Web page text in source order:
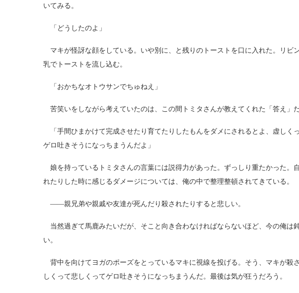
いてみる。
「どうしたのよ」
マキが怪訝な顔をしている。いや別に、と残りのトーストを口に入れた。リビ
乳でトーストを流し込む。
「おかちなオトウサンでちゅねえ」
苦笑いをしながら考えていたのは、この間トミタさんが教えてくれた「答え」だ
「手間ひまかけて完成させたり育てたりしたもんをダメにされるとよ、虚しく
ゲロ吐きそうになっちまうんだよ」
娘を持っているトミタさんの言葉には説得力があった。ずっしり重たかった。
れたりした時に感じるダメージについては、俺の中で整理整頓されてきている。
――親兄弟や親戚や友達が死んだり殺されたりすると悲しい。
当然過ぎて馬鹿みたいだが、そこと向き合わなければならないほど、今の俺は
い。
背中を向けてヨガのポーズをとっているマキに視線を投げる。そう、マキが殺
しくって悲しくってゲロ吐きそうになっちまうんだ。最後は気が狂うだろう。